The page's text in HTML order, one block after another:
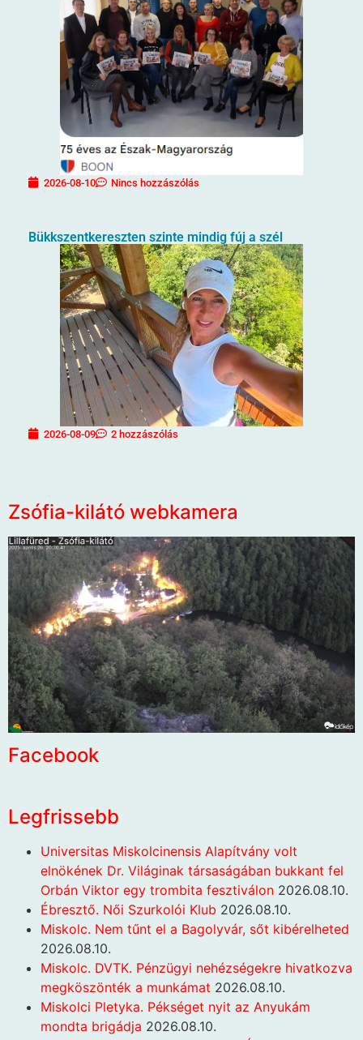
2026-08-10 Nincs hozzászólás
Bükkszentkereszten szinte mindig fúj a szél
2026-08-09 2 hozzászólás
Zsófia-kilátó webkamera
Facebook
Legfrissebb
Universitas Miskolcinensis Alapítvány volt
elnökének Dr. Világinak társaságában bukkant fel
Orbán Viktor egy trombita fesztiválon 2026.08.10.
Ébresztő. Női Szurkolói Klub 2026.08.10.
Miskolc. Nem tűnt el a Bagolyvár, sőt kibérelheted
2026.08.10.
Miskolc. DVTK. Pénzügyi nehézségekre hivatkozva
megköszönték a munkámat 2026.08.10.
Miskolci Pletyka. Pékséget nyit az Anyukám
mondta brigádja 2026.08.10.